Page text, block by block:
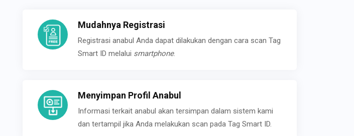
Mudahnya Registrasi
Registrasi anabul Anda dapat dilakukan dengan cara scan Tag
Smart ID melalui smartphone.
Menyimpan Profil Anabul
Informasi terkait anabul akan tersimpan dalam sistem kami
dan tertampil jika Anda melakukan scan pada Tag Smart ID.